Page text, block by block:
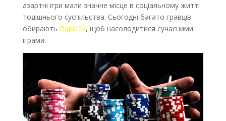
азартні ігри мали значне місце в соціальному житті
тодішнього суспільства. Сьогодні багато гравців
обирають Парік24, щоб насолодитися сучасними
іграми.